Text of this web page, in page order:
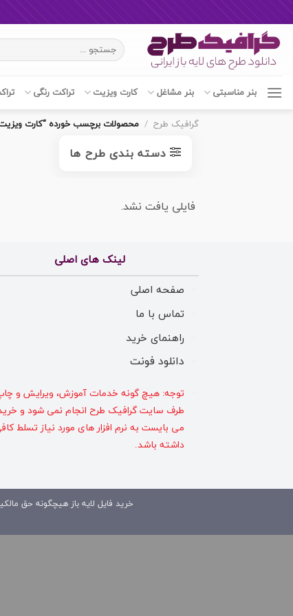
content
جستجو
برای:
بنر مناسبتی بنر مشاغل کارت ویزیت تراکت رنگی
گرافیک طرح / محصولات برچسب خورده “کارت
دسته بندی طرح ها
فایلی یافت نشد.
لینک های اصلی
صفحه اصلی
تماس با ما
راهنمای خرید
دانلود فونت
توجه: هیچ گونه خدمات آموزش، ویرایش و
طرف سایت گرافیک طرح انجام نمی شود و
می بایست به نرم افزار های مورد نیاز تسلط
داشته باشد.
خرید فایل لایه باز هیچگونه حق